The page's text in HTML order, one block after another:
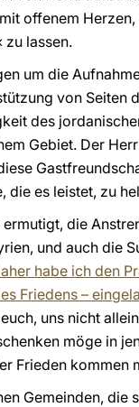
offenem
zu lassen.
um die
von Seiten
des
Gebiet. Der
die es leistet, zu
die
und auch die
habe ich den
Friedens –
uns nicht
möge in
Frieden kommen
Gemeinden, die